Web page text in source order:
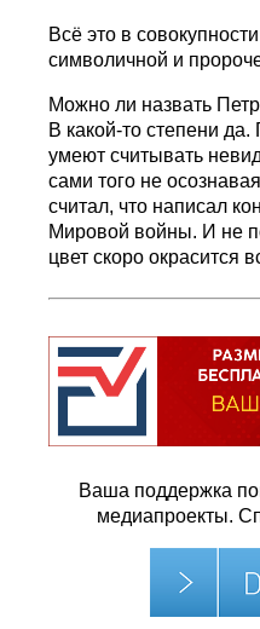
Всё это в
символичной и
Можно ли назвать
В какой-то степени
умеют считывать
сами того не
считал, что написал
Мировой войны. И не
цвет скоро окрасится
Ваша поддержка
медиапроекты.